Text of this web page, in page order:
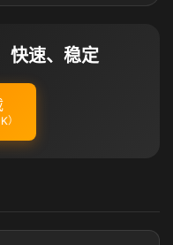
快速、稳定
）